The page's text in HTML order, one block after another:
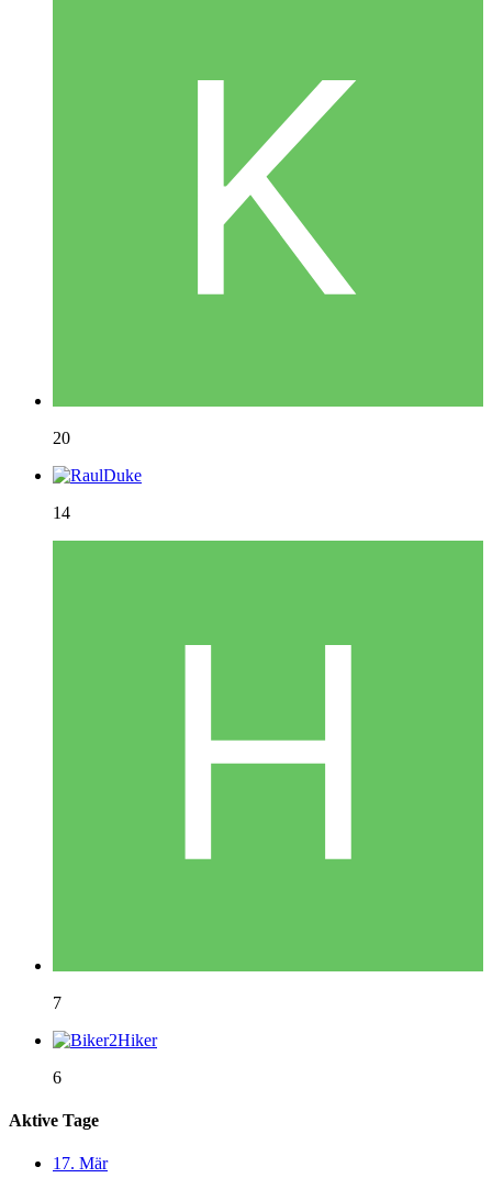
20
14
7
6
Aktive Tage
17. Mär